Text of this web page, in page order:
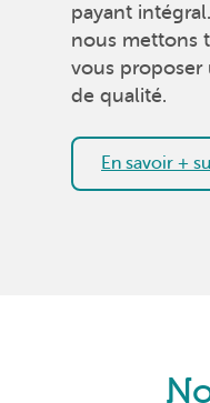
payant
nous mettons
vous proposer
de qualité.
En savoir +